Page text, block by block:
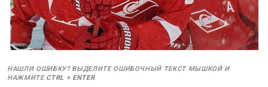
НАШЛИ ОШИБКУ? ВЫДЕЛИТЕ ОШИБОЧНЫЙ ТЕКСТ МЫШКОЙ И
НАЖМИТЕ CTRL + ENTER